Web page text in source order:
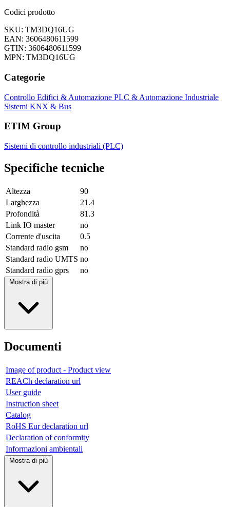
Codici prodotto
SKU: TM3DQ16UG
EAN: 3606480611599
GTIN: 3606480611599
MPN: TM3DQ16UG
Categorie
Controllo Edifici & Automazione PLC & Automazione Industriale
Sistemi KNX & Bus
ETIM Group
Sistemi di controllo industriali (PLC)
Specifiche tecniche
Altezza
90
Larghezza
21.4
Profondità
81.3
Link IO master
no
Corrente d'uscita
0.5
Standard radio gsm
no
Standard radio UMTS no
Standard radio gprs
no
Mostra di più
Documenti
Image of product - Product view
REACh declaration url
User guide
Instruction sheet
Catalog
RoHS Eur declaration url
Declaration of conformity
Informazioni ambientali
Mostra di più